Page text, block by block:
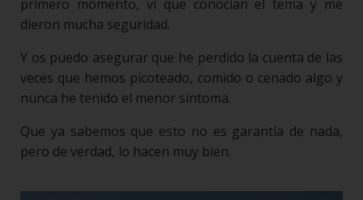
primero momento, ví que conocían el tema y me
dieron mucha seguridad.
Y os puedo asegurar que he perdido la cuenta de las
veces que hemos picoteado, comido o cenado algo y
nunca he tenido el menor síntoma.
Que ya sabemos que esto no es garantía de nada,
pero de verdad, lo hacen muy bien.